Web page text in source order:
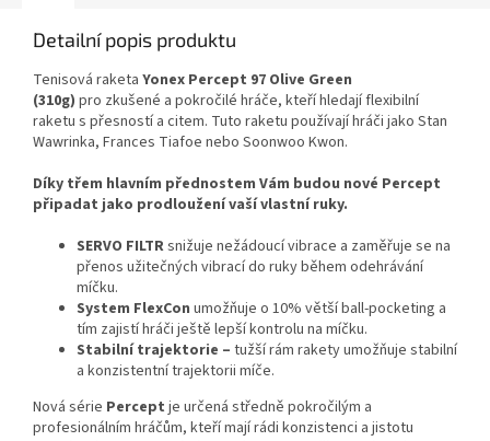
Detailní popis produktu
Tenisová raketa Yonex Percept 97 Olive Green
(310g) pro zkušené a pokročilé hráče, kteří hledají flexibilní
raketu s přesností a citem. Tuto raketu používají hráči jako Stan
Wawrinka, Frances Tiafoe nebo Soonwoo Kwon.
Díky třem hlavním přednostem Vám budou nové Percept
připadat jako prodloužení vaší vlastní ruky.
SERVO FILTRsnižuje nežádoucí vibrace a zaměřuje se na
přenos užitečných vibrací do ruky během odehrávání
míčku.
System FlexCon umožňuje o 10% větší ball-pocketing a
tím zajistí hráči ještě lepší kontrolu na míčku.
Stabilní trajektorie – tužší rám rakety umožňuje stabilní
a konzistentní trajektorii míče.
Nová série Percept je určená středně pokročilým a
profesionálním hráčům, kteří mají rádi konzistenci a jistotu